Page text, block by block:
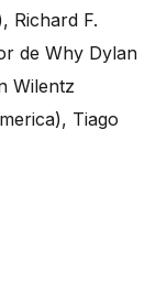
Richard F.
de Why Dylan
Wilentz
Tiago